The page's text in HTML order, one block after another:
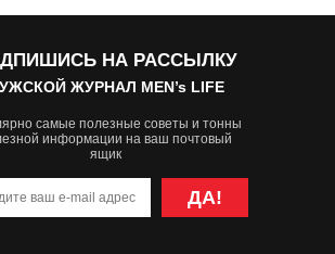
НА РАССЫЛКУ
ЖУРНАЛ MEN’s LIFE
самые полезные советы и тонны
информации на ваш почтовый
ящик
ДА!